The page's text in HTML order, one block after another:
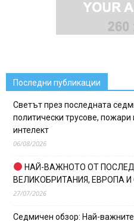
Последни публикации
Светът през последната
политически трусове, пожари
интелект
06/08/2026
НАЙ-ВАЖНОТО ОТ
ВЕЛИКОБРИТАНИЯ, ЕВРОПА И
27/07/2026
Седмичен обзор: Най-